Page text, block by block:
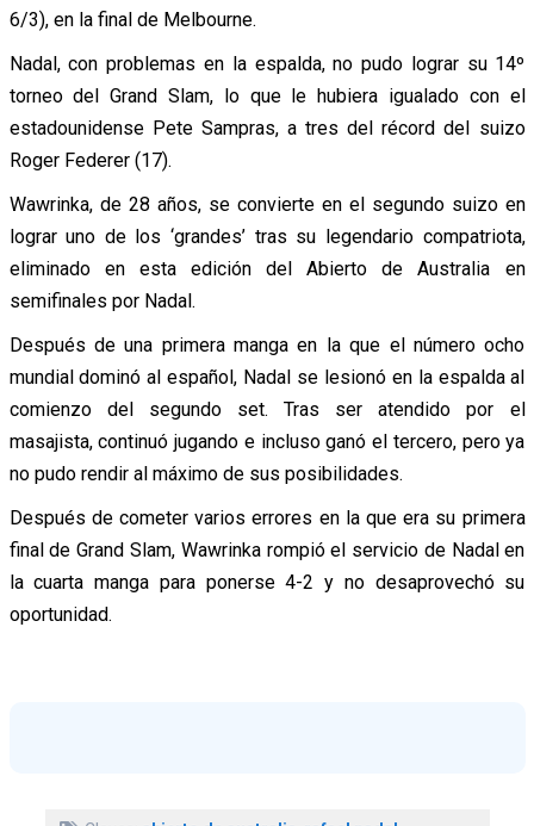
6/3), en la final de Melbourne.
Nadal, con problemas en la espalda, no pudo lograr su 14º
torneo del Grand Slam, lo que le hubiera igualado con el
estadounidense Pete Sampras, a tres del récord del suizo
Roger Federer (17).
Wawrinka, de 28 años, se convierte en el segundo suizo en
lograr uno de los ‘grandes’ tras su legendario compatriota,
eliminado en esta edición del Abierto de Australia en
semifinales por Nadal.
Después de una primera manga en la que el número ocho
mundial dominó al español, Nadal se lesionó en la espalda al
comienzo del segundo set. Tras ser atendido por el
masajista, continuó jugando e incluso ganó el tercero, pero ya
no pudo rendir al máximo de sus posibilidades.
Después de cometer varios errores en la que era su primera
final de Grand Slam, Wawrinka rompió el servicio de Nadal en
la cuarta manga para ponerse 4-2 y no desaprovechó su
oportunidad.